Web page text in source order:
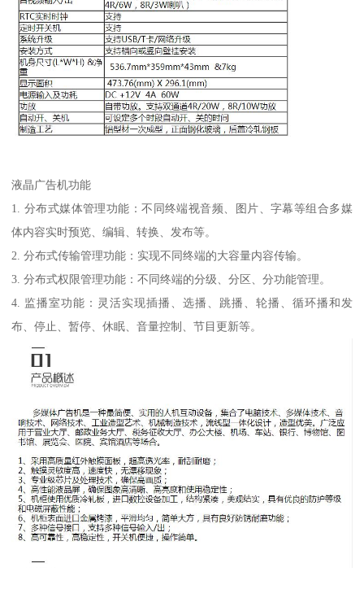
液晶广告机功能
1. 分布式媒体管理功能：不同终端视音频、图片、字幕等组合多媒
体内容实时预览、编辑、转换、发布等。
2. 分布式传输管理功能：实现不同终端的大容量内容传输。
3. 分布式权限管理功能：不同终端的分级、分区、分功能管理。
4. 监播室功能：灵活实现插播、选播、跳播、轮播、循环播和发
布、停止、暂停、休眠、音量控制、节目更新等。